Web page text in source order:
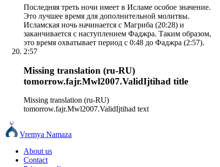
Последняя треть ночи имеет в Исламе особое значение.
Это лучшее время для дополнительной молитвы.
Исламская ночь начинается с Магриба (20:28) и
заканчивается с наступлением Фаджра. Таким образом,
это время охватывает период с 0:48 до Фаджра (2:57).
2:57
Missing translation (ru-RU)
tomorrow.fajr.Mwl2007.ValidIjtihad title
Missing translation (ru-RU)
tomorrow.fajr.Mwl2007.ValidIjtihad text
Vremya Namaza
About us
Contact